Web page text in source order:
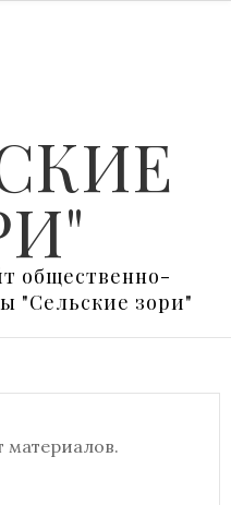
общественно-
"Сельские зори"
материалов.